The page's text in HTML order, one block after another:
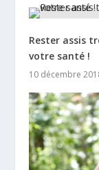
Rester assis
votre santé !
10 décembre